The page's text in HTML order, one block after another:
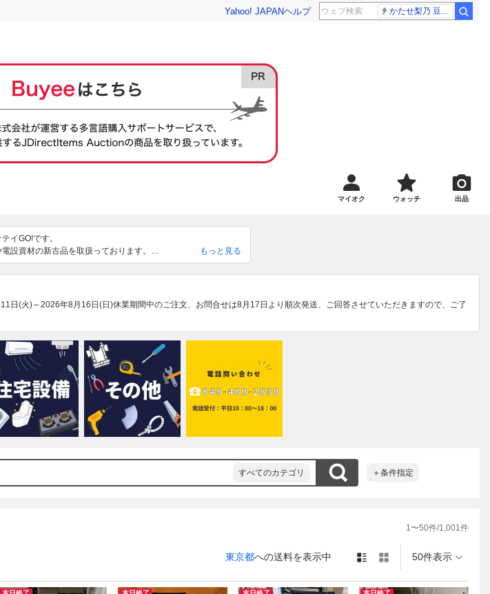
Yahoo! JAPANヘルプ かたせ梨乃 豆原一成
マイオク ウォッチ 出品
イGO!です。
設資材の新古品を取扱っております。
つきましては下記営業時間、取引場所にて承ります。
店サテイGO!」
喜沢2-37-5
もっと見る
日(火)～2026年8月16日(日)休業期間中のご注文、お問合せは8月17日より順次発送、ご回答させていただきますので、ご了
すべてのカテゴリ ＋条件指定
1〜50件/1,001件
東京都への送料を表示中 50件表示